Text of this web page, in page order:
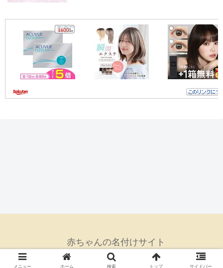
赤ちゃんの名付けサイト
Copyright © 2017 赤ちゃんの名付けサイト All Rights Reserved.
メニュー ホーム 検索 トップ サイドバー